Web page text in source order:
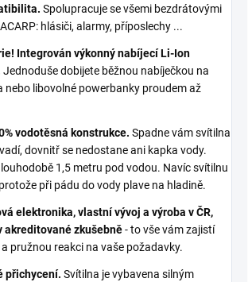
Spolupracuje se všemi bezdrátovými
hlásiči, alarmy, příposlechy ...
Integrován výkonný nabíjecí Li-Ion
Jednoduše dobijete běžnou nabíječkou na
nebo libovolné powerbanky proudem až
vodotěsná konstrukce. Spadne vám svítilna
dovnitř se nedostane ani kapka vody.
1,5 metru pod vodou. Navíc svítilnu
při pádu do vody plave na hladině.
elektronika, vlastní vývoj a výroba v ČR,
akreditované zkušebně- to vše vám zajistí
pružnou reakci na vaše požadavky.
přichycení. Svítilna je vybavena silným